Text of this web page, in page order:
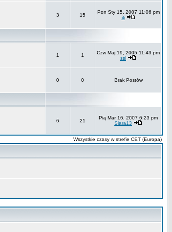
3 15
Pon Sty 15, 2007 11:06 pm
iti
1 1
Czw Maj 19, 2005 11:43 pm
ssi
0 0 Brak Postów
6 21
Pią Mar 16, 2007 6:23 pm
Siara13
Wszystkie czasy w strefie CET (Europa)